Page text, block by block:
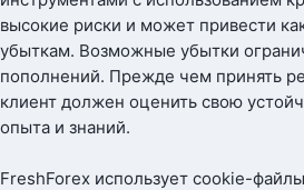
высокие риски и может привести
убыткам. Возможные убытки
пополнений. Прежде чем принять
клиент должен оценить свою
опыта и знаний.
FreshForex использует cookie-